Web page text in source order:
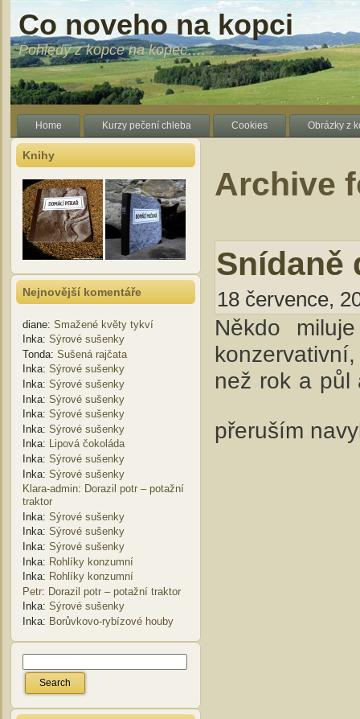
Co noveho na kopci
Pohledy z kopce na kopec….
Home Kurzy pečení chleba Cookies Obrázky z
Knihy
Nejnovější komentáře
diane: Smažené květy tykví
Inka: Sýrové sušenky
Tonda: Sušená rajčata
Inka: Sýrové sušenky
Inka: Sýrové sušenky
Inka: Sýrové sušenky
Inka: Sýrové sušenky
Inka: Sýrové sušenky
Inka: Lipová čokoláda
Inka: Sýrové sušenky
Inka: Sýrové sušenky
Klara-admin: Dorazil potr – potažní
traktor
Inka: Sýrové sušenky
Inka: Sýrové sušenky
Inka: Sýrové sušenky
Inka: Rohlíky konzumní
Inka: Rohlíky konzumní
Petr: Dorazil potr – potažní traktor
Inka: Sýrové sušenky
Inka: Borůvkovo-rybízové houby
Archive
Snídaně
18 července,
Někdo
než rok a půl
přeruším